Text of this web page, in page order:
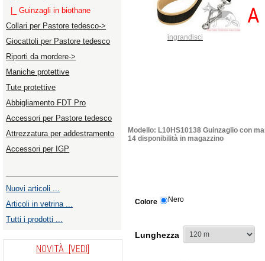
|_ Guinzagli in biothane
Collari per Pastore tedesco->
Giocattoli per Pastore tedesco
Riporti da mordere->
Maniche protettive
Tute protettive
Abbigliamento FDT Pro
Accessori per Pastore tedesco
Attrezzatura per addestramento
Accessori per IGP
Nuovi articoli ...
Articoli in vetrina ...
Tutti i prodotti ...
NOVITÀ [VEDI]
ingrandisci
A
Modello: L10HS10138 Guinzaglio con
14 disponibilità in magazzino
Colore Nero
Lunghezza